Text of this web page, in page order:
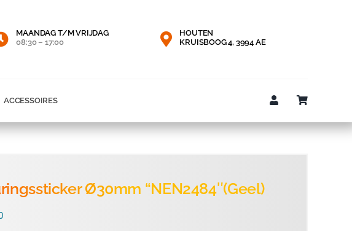
MAANDAG T/M VRIJDAG
08:30 – 17:00
HOUTEN
KRUISBOOG 4, 3994 AE
ACCESSOIRES
Ø30mm “NEN2484″(Geel)